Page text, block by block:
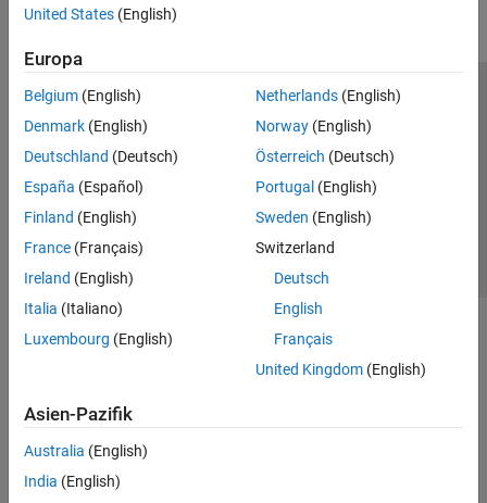
United States (English)
Europa
Belgium (English)
Denmark (English)
Deutschland (Deutsch)
España (Español)
Finland (English)
France (Français)
Ireland (English)
Italia (Italiano)
Luxembourg (English)
Netherlands(English)
Norway(English)
Österreich (Deutsch)
Portugal (English)
Sweden (English)
Switzerland
Deutsch
English
Français
United Kingdom(English)
Asien-Pazifik
Australia (English)
India (English)
Trust Center
Datenschutz-Richtlinien
Datendiebstahl verhindern
Status von Anwendungen
© 1994-2026 The MathWorks, Inc.
Website auswählen
Deutschland